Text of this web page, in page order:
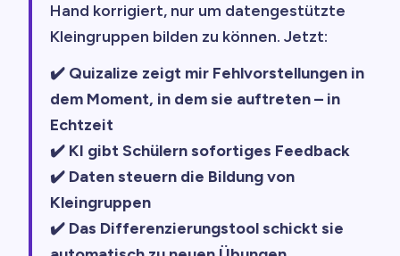
Hand korrigiert, nur um datengestützte
Kleingruppen bilden zu können. Jetzt:
✔️ Quizalize zeigt mir Fehlvorstellungen in
dem Moment, in dem sie auftreten – in
Echtzeit
✔️ KI gibt Schülern sofortiges Feedback
✔️ Daten steuern die Bildung von
Kleingruppen
✔️ Das Differenzierungstool schickt sie